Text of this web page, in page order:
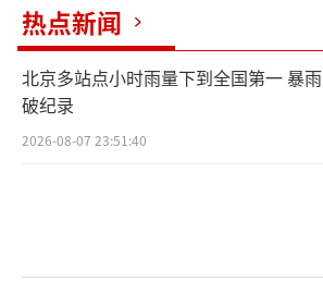
热点新闻
北京多站点小时雨量下到全国第一 暴雨
破纪录
2026-08-07 23:51:40